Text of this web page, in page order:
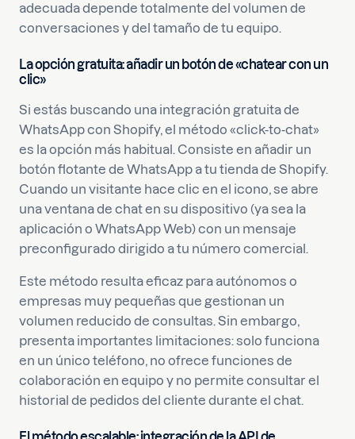
adecuada depende totalmente del volumen de
conversaciones y del tamaño de tu equipo.
La opción gratuita: añadir un botón de «chatear con un
clic»
Si estás buscando una integración gratuita de
WhatsApp con Shopify, el método «click-to-chat»
es la opción más habitual. Consiste en añadir un
botón flotante de WhatsApp a tu tienda de Shopify.
Cuando un visitante hace clic en el icono, se abre
una ventana de chat en su dispositivo (ya sea la
aplicación o WhatsApp Web) con un mensaje
preconfigurado dirigido a tu número comercial.
Este método resulta eficaz para autónomos o
empresas muy pequeñas que gestionan un
volumen reducido de consultas. Sin embargo,
presenta importantes limitaciones: solo funciona
en un único teléfono, no ofrece funciones de
colaboración en equipo y no permite consultar el
historial de pedidos del cliente durante el chat.